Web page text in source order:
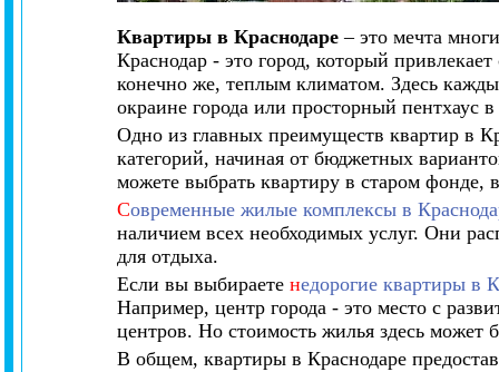
Квартиры в Краснодаре– это мечта
Краснодар - это город, который
конечно же, теплым климатом. Здесь
окраине города или просторный пентхаус в
Одно из главных преимуществ квартир в
категорий, начиная от бюджетных
можете выбрать квартиру в старом
Современные жилые комплексы в
наличием всех необходимых услуг. Они
для отдыха.
Если вы выбираете недорогие квартиры в
Например, центр города - это место с
центров. Но стоимость жилья здесь может
В общем, квартиры в Краснодаре